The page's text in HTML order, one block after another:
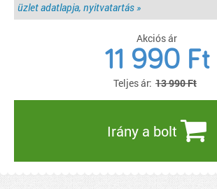
üzlet adatlapja, nyitvatartás »
Akciós ár
11 990 Ft
Teljes ár: 13 990 Ft
Irány a bolt